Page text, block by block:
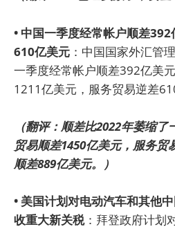
• 中国一季度经常帐户顺差
610亿美元 ：中国国家外汇管
一季度经常帐户顺差392亿美
1211亿美元，服务贸易逆差
（翻评：顺差比2022年萎缩
贸易顺差1450亿美元，服务贸
顺差889亿美元。）
• 美国计划对电动汽车和其他
收重大新关税：拜登政府计划